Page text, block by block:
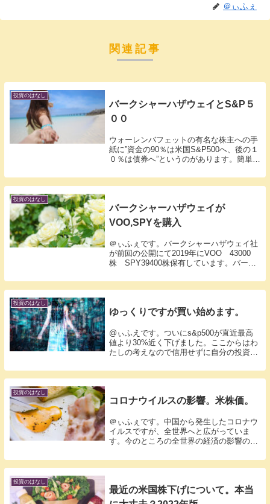
＠ぃふぇ
関連記事
投資のはなし
バークシャーハザウェイとS&P５
００
ウォーレンバフェットの有名な株主への手
紙に”資金の90％は米国S&P500へ、後の１
０％は債券へ”というのがあります。簡単に
る運用は難しいってことです。個別銘柄で
S&P500のような右肩上がりの動き...
投資のはなし
バークシャーハザウェイが
VOO,SPYを購入
＠ぃふぇです。バークシャーハザウェイ社
が前回の公開にて2019年にVOO 43000
株 SPY39400株保有しています。バーク
柄を見ることができます。おいおい、まじ
かってかんじです。一応私の保有はクラ...
投資のはなし
ゆっくりですが買い始めます。
@ぃふえです。ついにs&p500が直近最高
値より30%近く下げました。ここからはわ
たしの考えなので信用せずに自分の投資を
昨日、一部voo買いを入れました。コロナ
ショックは目処が見えませんが、30%の下
投資のはなし
コロナウイルスの影響。米株価。
＠ぃふぇです。中国から発生したコロナウ
イルスですが、全世界へと広がっていま
す。今のところの全世界の経済の影響の状
への影響はあると思います。SARSのとき
も下落はあったので、数週間様子見にて
投資のはなし
最近の米国株下げについて。本当